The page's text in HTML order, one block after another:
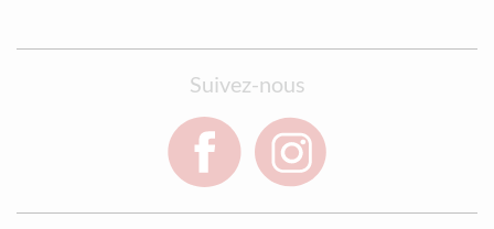
Suivez-nous